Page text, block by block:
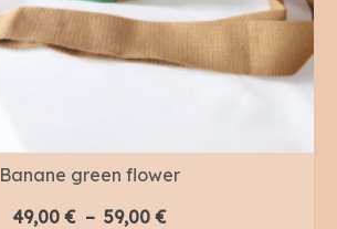
Banane green flower
49,00 € – 59,00 €Plage